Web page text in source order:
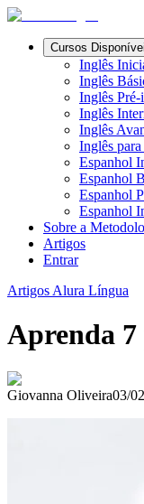
Cursos
Inglês
Inglês
Inglês
Inglês
Inglês
Inglês
Espanhol
Espanhol
Espanhol
Espanhol
Sobre a
Artigos
Entrar
Artigos Alura Língua
Aprenda 7
Giovanna Oliveira03/